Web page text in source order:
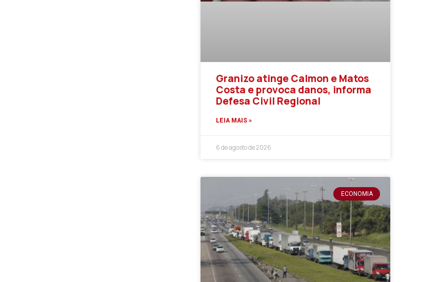
Granizo atinge Calmon e Matos
Costa e provoca danos, informa
Defesa Civil Regional
LEIA MAIS »
6 de agosto de 2026
ECONOMIA